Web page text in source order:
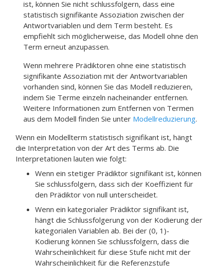
ist, können Sie nicht schlussfolgern, dass eine
statistisch signifikante Assoziation zwischen der
Antwortvariablen und dem Term besteht. Es
empfiehlt sich möglicherweise, das Modell ohne den
Term erneut anzupassen.
Wenn mehrere Prädiktoren ohne eine statistisch
signifikante Assoziation mit der Antwortvariablen
vorhanden sind, können Sie das Modell reduzieren,
indem Sie Terme einzeln nacheinander entfernen.
Weitere Informationen zum Entfernen von Termen
aus dem Modell finden Sie unter Modellreduzierung.
Wenn ein Modellterm statistisch signifikant ist, hängt
die Interpretation von der Art des Terms ab. Die
Interpretationen lauten wie folgt:
Wenn ein stetiger Prädiktor signifikant ist, können
Sie schlussfolgern, dass sich der Koeffizient für
den Prädiktor von null unterscheidet.
Wenn ein kategorialer Prädiktor signifikant ist,
hängt die Schlussfolgerung von der Kodierung der
kategorialen Variablen ab. Bei der (0, 1)-
Kodierung können Sie schlussfolgern, dass die
Wahrscheinlichkeit für diese Stufe nicht mit der
Wahrscheinlichkeit für die Referenzstufe